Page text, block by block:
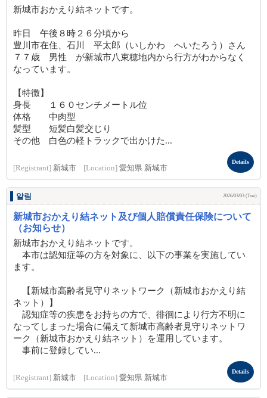
新城市おかえり結ネットです。
昨日 午後８時２６分頃から
豊川市在住、石川 平太郎（いしかわ へいたろう）さん
７７歳 男性 が新城市八束穂地内から行方がわからなく
なっています。
【特徴】
身長 １６０センチメートル位
体格 中肉型
髪型 短髪白髪交じり
その他 白色の軽トラックで出かけた...
[Registrant] 新城市 [Location] 愛知県 新城市
Details
알림 2026/03/03 (Tue)
新城市おかえり結ネット及び個人賠償責任保険について
（お知らせ）
新城市おかえり結ネットです。
本市は認知症等の方を対象に、以下の事業を実施してい
ます。
【新城市高齢者見守りネットワーク（新城市おかえり結
ネット）】
認知症等の疾患をお持ちの方で、徘徊により行方不明に
なってしまった場合に備えて新城市高齢者見守りネットワ
ーク（新城市おかえり結ネット）を運用しています。
事前に登録してい...
[Registrant] 新城市 [Location] 愛知県 新城市
Details